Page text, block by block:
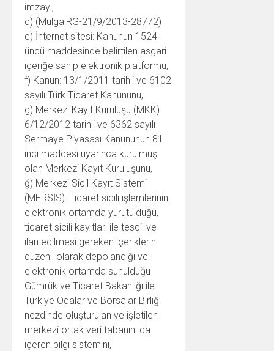
imzayı,
d) (Mülga:RG-21/9/2013-28772)
e) İnternet sitesi: Kanunun 1524
üncü maddesinde belirtilen asgari
içeriğe sahip elektronik platformu,
f) Kanun: 13/1/2011 tarihli ve 6102
sayılı Türk Ticaret Kanununu,
g) Merkezi Kayıt Kuruluşu (MKK):
6/12/2012 tarihli ve 6362 sayılı
Sermaye Piyasası Kanununun 81
inci maddesi uyarınca kurulmuş
olan Merkezi Kayıt Kuruluşunu,
ğ) Merkezi Sicil Kayıt Sistemi
(MERSİS): Ticaret sicili işlemlerinin
elektronik ortamda yürütüldüğü,
ticaret sicili kayıtları ile tescil ve
ilan edilmesi gereken içeriklerin
düzenli olarak depolandığı ve
elektronik ortamda sunulduğu
Gümrük ve Ticaret Bakanlığı ile
Türkiye Odalar ve Borsalar Birliği
nezdinde oluşturulan ve işletilen
merkezi ortak veri tabanını da
içeren bilgi sistemini,